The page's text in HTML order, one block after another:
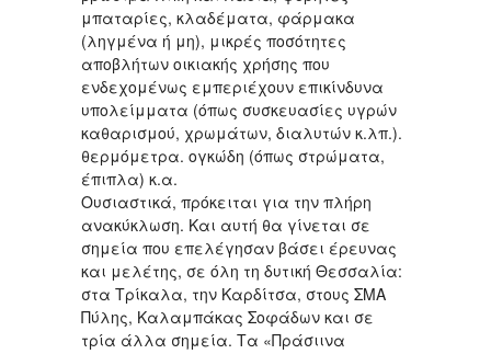
μπαταρίες, κλαδέματα, φάρμακα
(ληγμένα ή μη), μικρές ποσότητες
αποβλήτων οικιακής χρήσης που
ενδεχομένως εμπεριέχουν επικίνδυνα
υπολείμματα (όπως συσκευασίες υγρών
καθαρισμού, χρωμάτων, διαλυτών κ.λπ.).
θερμόμετρα. ογκώδη (όπως στρώματα,
έπιπλα) κ.α.
Ουσιαστικά, πρόκειται για την πλήρη
ανακύκλωση. Και αυτή θα γίνεται σε
σημεία που επελέγησαν βάσει έρευνας
και μελέτης, σε όλη τη δυτική Θεσσαλία:
στα Τρίκαλα, την Καρδίτσα, στους ΣΜΑ
Πύλης, Καλαμπάκας Σοφάδων και σε
τρία άλλα σημεία. Τα «Πράσιινα